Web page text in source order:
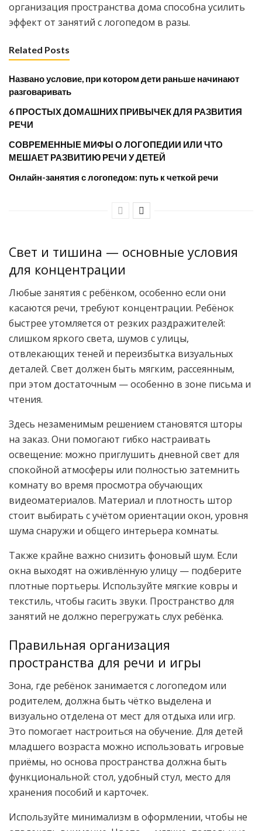
организация пространства дома способна усилить
эффект от занятий с логопедом в разы.
Related Posts
Названо условие, при котором дети раньше начинают
разговаривать
6 ПРОСТЫХ ДОМАШНИХ ПРИВЫЧЕК ДЛЯ РАЗВИТИЯ
РЕЧИ
СОВРЕМЕННЫЕ МИФЫ О ЛОГОПЕДИИ ИЛИ ЧТО
МЕШАЕТ РАЗВИТИЮ РЕЧИ У ДЕТЕЙ
Онлайн-занятия с логопедом: путь к четкой речи
Свет и тишина — основные условия
для концентрации
Любые занятия с ребёнком, особенно если они
касаются речи, требуют концентрации. Ребёнок
быстрее утомляется от резких раздражителей:
слишком яркого света, шумов с улицы,
отвлекающих теней и переизбытка визуальных
деталей. Свет должен быть мягким, рассеянным,
при этом достаточным — особенно в зоне письма и
чтения.
Здесь незаменимым решением становятся шторы
на заказ. Они помогают гибко настраивать
освещение: можно приглушить дневной свет для
спокойной атмосферы или полностью затемнить
комнату во время просмотра обучающих
видеоматериалов. Материал и плотность штор
стоит выбирать с учётом ориентации окон, уровня
шума снаружи и общего интерьера комнаты.
Также крайне важно снизить фоновый шум. Если
окна выходят на оживлённую улицу — подберите
плотные портьеры. Используйте мягкие ковры и
текстиль, чтобы гасить звуки. Пространство для
занятий не должно перегружать слух ребёнка.
Правильная организация
пространства для речи и игры
Зона, где ребёнок занимается с логопедом или
родителем, должна быть чётко выделена и
визуально отделена от мест для отдыха или игр.
Это помогает настроиться на обучение. Для детей
младшего возраста можно использовать игровые
приёмы, но основа пространства должна быть
функциональной: стол, удобный стул, место для
хранения пособий и карточек.
Используйте минимализм в оформлении, чтобы не